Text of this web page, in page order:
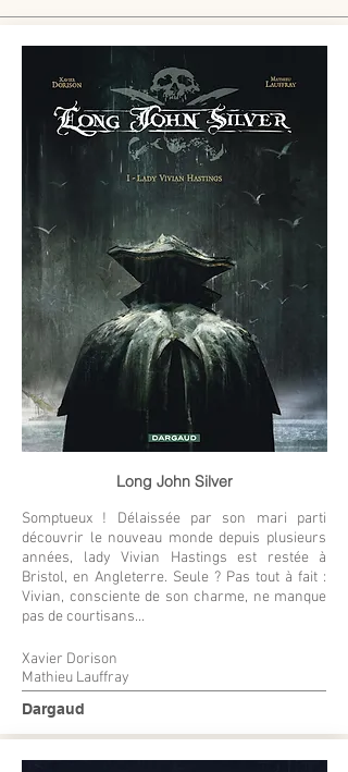
Long John Silver
Somptueux ! Délaissée par son mari parti
découvrir le nouveau monde depuis plusieurs
années, lady Vivian Hastings est restée à
Bristol, en Angleterre. Seule ? Pas tout à fait :
Vivian, consciente de son charme, ne manque
pas de courtisans...
Xavier Dorison
Mathieu Lauffray
Dargaud